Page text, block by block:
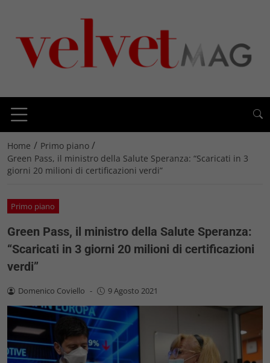
Home / Primo piano /
Green Pass, il ministro della Salute Speranza: “Scaricati in 3
giorni 20 milioni di certificazioni verdi”
Primo piano
Green Pass, il ministro della Salute Speranza:
“Scaricati in 3 giorni 20 milioni di certificazioni
verdi”
Domenico Coviello - 9 Agosto 2021